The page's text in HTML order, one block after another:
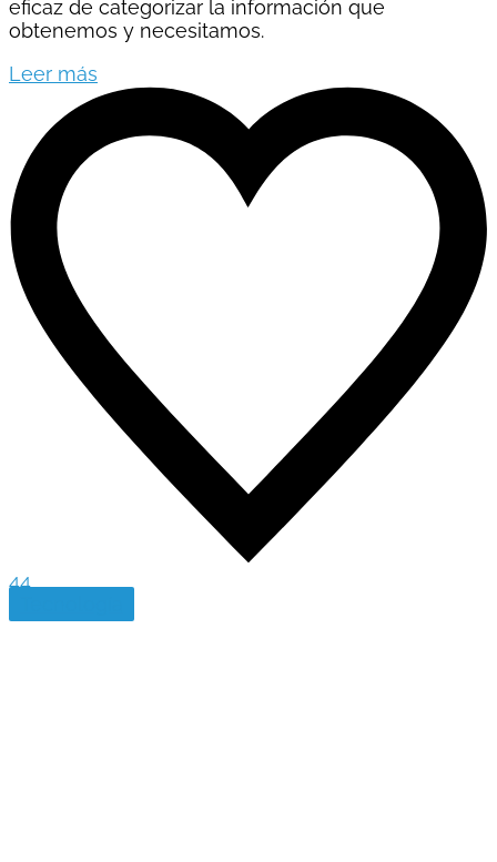
eficaz de categorizar la información que
obtenemos y necesitamos.
Leer más
44